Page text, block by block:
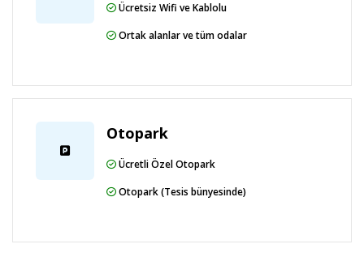
Ücretsiz Wifi ve Kablolu
Ortak alanlar ve tüm odalar
Otopark
Ücretli Özel Otopark
Otopark (Tesis bünyesinde)